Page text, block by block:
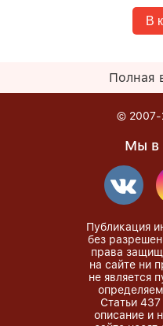
В
Полная
© 2007-
Мы в
Публикация
без
права
на сайте ни
не является
Статьи
описание и